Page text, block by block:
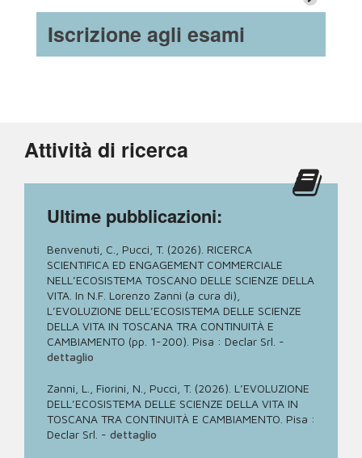
Iscrizione agli esami
Attività di ricerca
Ultime pubblicazioni:
Benvenuti, C., Pucci, T. (2026). RICERCA
SCIENTIFICA ED ENGAGEMENT COMMERCIALE
NELL’ECOSISTEMA TOSCANO DELLE SCIENZE DELLA
VITA. In N.F. Lorenzo Zanni (a cura di),
L’EVOLUZIONE DELL’ECOSISTEMA DELLE SCIENZE
DELLA VITA IN TOSCANA TRA CONTINUITÀ E
CAMBIAMENTO (pp. 1-200). Pisa : Declar Srl. -
dettaglio
Zanni, L., Fiorini, N., Pucci, T. (2026). L’EVOLUZIONE
DELL’ECOSISTEMA DELLE SCIENZE DELLA VITA IN
TOSCANA TRA CONTINUITÀ E CAMBIAMENTO. Pisa :
Declar Srl. - dettaglio